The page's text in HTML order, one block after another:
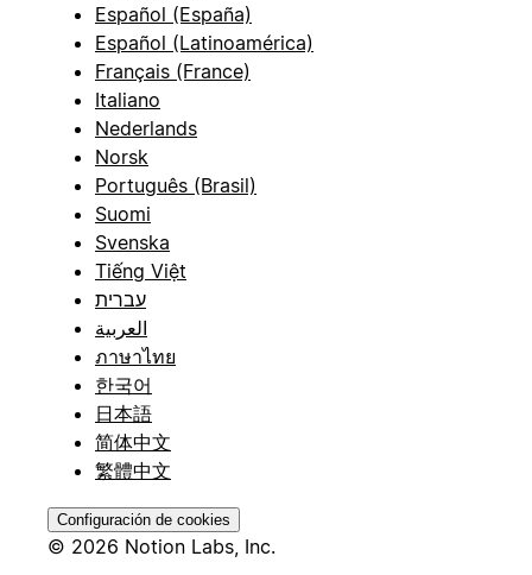
Español (España)
Español (Latinoamérica)
Français (France)
Italiano
Nederlands
Norsk
Português (Brasil)
Suomi
Svenska
Tiếng Việt
עברית
العربية
ภาษาไทย
한국어
日本語
简体中文
繁體中文
Configuración de cookies
© 2026 Notion Labs, Inc.